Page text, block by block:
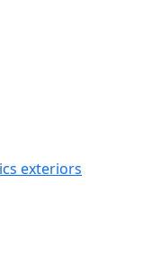
exteriors